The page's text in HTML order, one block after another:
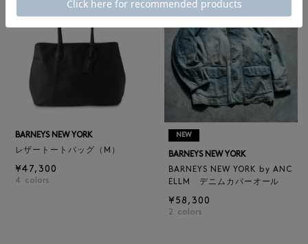
BARNEYS NEW YORK
レザートートバッグ（M）
¥47,300
4 colors
NEW
BARNEYS NEW YORK
BARNEYS NEW YORK by ANC
ELLM デニムカバーオール
¥58,300
2 colors